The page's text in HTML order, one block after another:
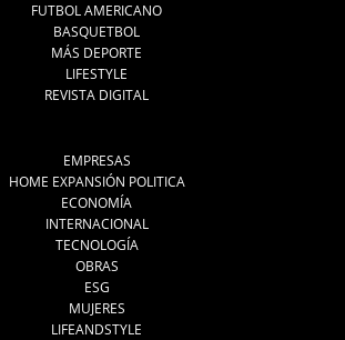
FUTBOL AMERICANO
BASQUETBOL
MÁS DEPORTE
LIFESTYLE
REVISTA DIGITAL
EMPRESAS
HOME EXPANSIÓN POLITICA
ECONOMÍA
INTERNACIONAL
TECNOLOGÍA
OBRAS
ESG
MUJERES
LIFEANDSTYLE